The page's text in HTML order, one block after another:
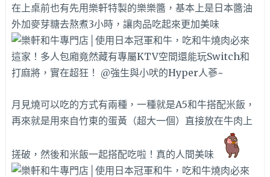
在上桌前也有先用樂軒特製的樂樂醬，基本上是日本醬油
外加麥芽糖去熬煮3小時，讓肉品吃起來更加美味
月見燒可以吃的方式有兩種，一種就是A5和牛搭配米飯，
再來就是用來自竹東的蛋黃（超大一個）直接放在牛肉上
搓破，然後和米飯一起搭配吃啦！真的人間美味